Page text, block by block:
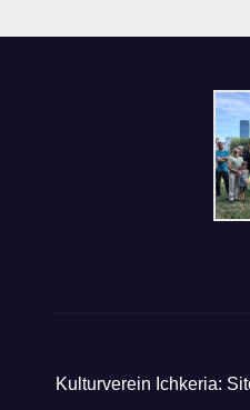
Kulturverein Ichkeria: